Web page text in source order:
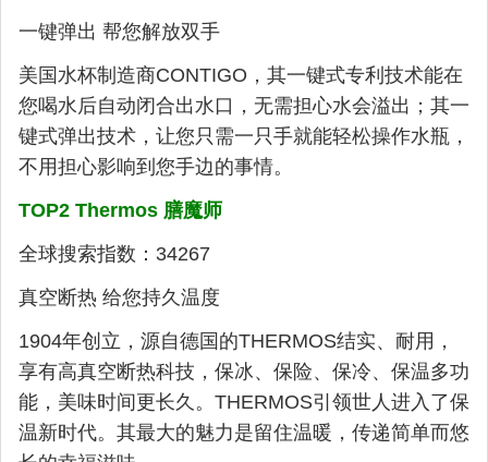
一键弹出 帮您解放双手
美国水杯制造商CONTIGO，其一键式专利技术能在
您喝水后自动闭合出水口，无需担心水会溢出；其一
键式弹出技术，让您只需一只手就能轻松操作水瓶，
不用担心影响到您手边的事情。
TOP2 Thermos 膳魔师
全球搜索指数：34267
真空断热 给您持久温度
1904年创立，源自德国的THERMOS结实、耐用，
享有高真空断热科技，保冰、保险、保冷、保温多功
能，美味时间更长久。THERMOS引领世人进入了保
温新时代。其最大的魅力是留住温暖，传递简单而悠